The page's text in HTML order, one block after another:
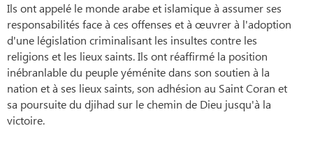
Ils ont appelé le monde arabe et islamique à assumer ses
responsabilités face à ces offenses et à œuvrer à l'adoption
d'une législation criminalisant les insultes contre les
religions et les lieux saints. Ils ont réaffirmé la position
inébranlable du peuple yéménite dans son soutien à la
nation et à ses lieux saints, son adhésion au Saint Coran et
sa poursuite du djihad sur le chemin de Dieu jusqu'à la
victoire.